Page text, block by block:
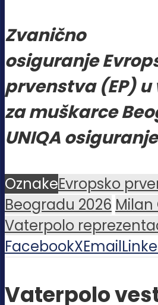
Zvanično
osiguranje
prvenstva (EP)
za muškarce
UNIQA
OznakeEvropsko
Beogradu 2026
Vaterpolo
FacebookXEmail
Vaterpolo